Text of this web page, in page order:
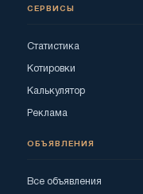
СЕРВИСЫ
Статистика
Котировки
Калькулятор
Реклама
ОБЪЯВЛЕНИЯ
Все объявления